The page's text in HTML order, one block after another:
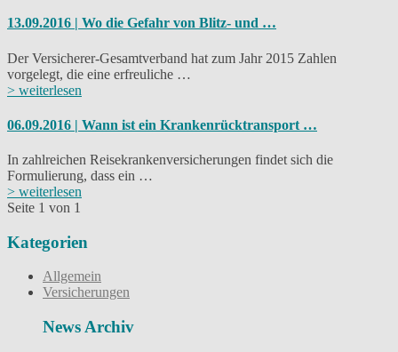
13.09.2016 | Wo die Gefahr von Blitz- und …
Der Versicherer-Gesamtverband hat zum Jahr 2015 Zahlen
vorgelegt, die eine erfreuliche …
> weiterlesen
06.09.2016 | Wann ist ein Krankenrücktransport …
In zahlreichen Reisekrankenversicherungen findet sich die
Formulierung, dass ein …
> weiterlesen
Seite 1 von 1
Kategorien
Allgemein
Versicherungen
News Archiv